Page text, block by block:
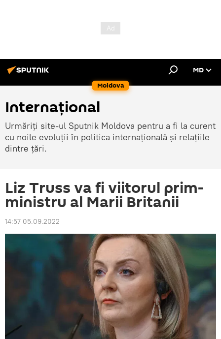
Moldova
MD
Internațional
Urmăriți site-ul Sputnik Moldova pentru a fi la curent
cu noile evoluții în politica internațională și relațiile
dintre țări.
Liz Truss va fi viitorul prim-
ministru al Marii Britanii
14:57 05.09.2022